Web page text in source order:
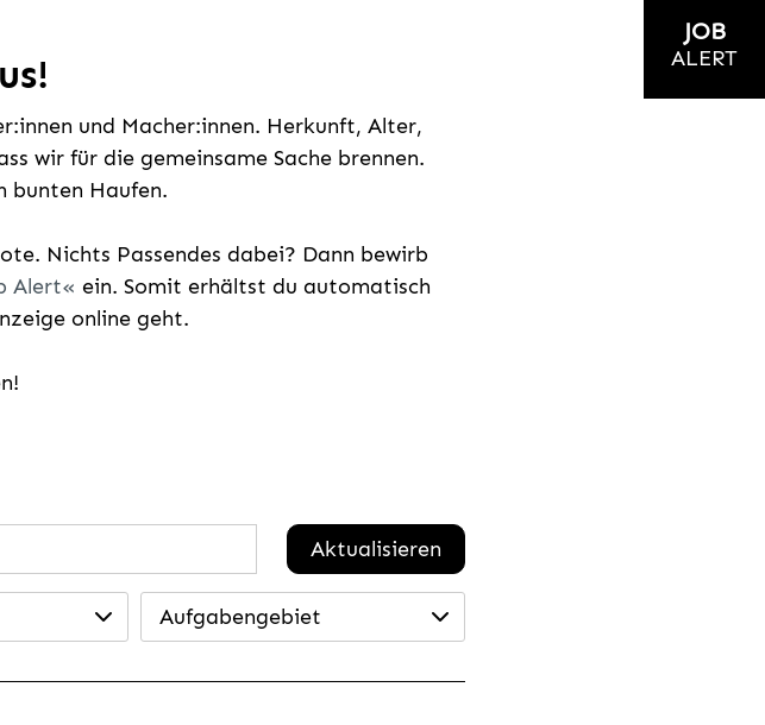
und Macher:innen. Herkunft, Alter,
wir für die gemeinsame Sache brennen.
bunten Haufen.
Nichts Passendes dabei? Dann bewirb
Alert
ein. Somit erhältst du automatisch
online geht.
Aktualisieren
Aufgabengebiet
JOB
ALERT